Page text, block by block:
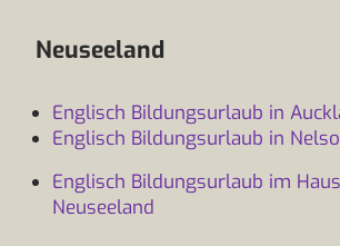
Neuseeland
Englisch Bildungsurlaub in
Englisch Bildungsurlaub in
Englisch Bildungsurlaub im
Neuseeland